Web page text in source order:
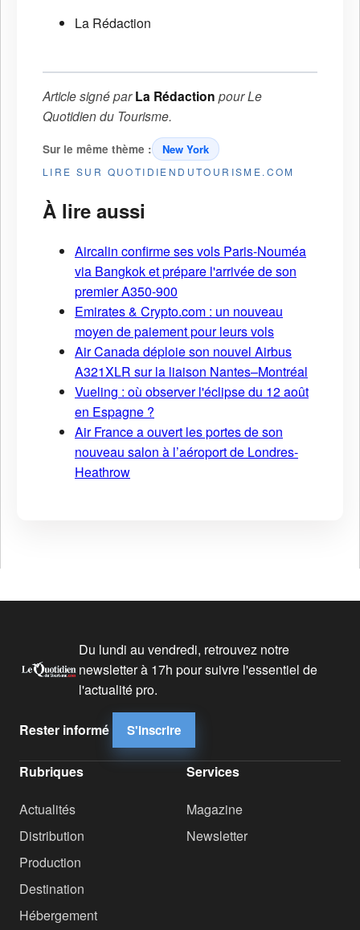
La Rédaction
Article signé parLa Rédaction pourLe
Quotidien du Tourisme.
Sur le même thème : New York
LIRE SUR QUOTIDIENDUTOURISME.COM
À lire aussi
Aircalin confirme ses vols Paris-Nouméa
via Bangkok et prépare l'arrivée de son
premier A350-900
Emirates & Crypto.com : un nouveau
moyen de paiement pour leurs vols
Air Canada déploie son nouvel Airbus
A321XLR sur la liaison Nantes–Montréal
Vueling : où observer l'éclipse du 12 août
en Espagne ?
Air France a ouvert les portes de son
nouveau salon à l’aéroport de Londres-
Heathrow
Du lundi au vendredi, retrouvez notre
newsletter à 17h pour suivre l'essentiel de
l'actualité pro.
Rester informé S'inscrire
Rubriques
Actualités
Distribution
Production
Destination
Hébergement
Services
Magazine
Newsletter